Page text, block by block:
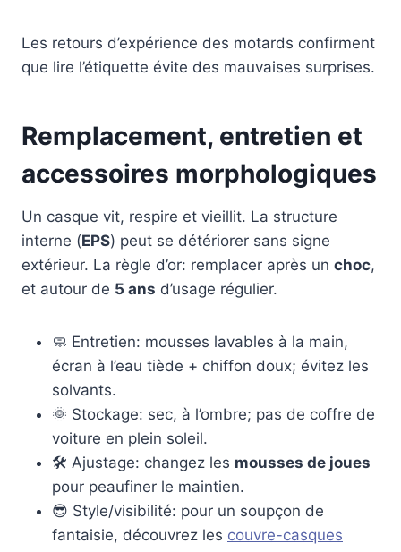
Les retours d’expérience des motards confirment
que lire l’étiquette évite des mauvaises surprises.
Remplacement, entretien et
accessoires morphologiques
Un casque vit, respire et vieillit. La structure
interne (EPS) peut se détériorer sans signe
extérieur. La règle d’or: remplacer après un choc,
et autour de 5 ans d’usage régulier.
🧼 Entretien: mousses lavables à la main,
écran à l’eau tiède + chiffon doux; évitez les
solvants.
🌞 Stockage: sec, à l’ombre; pas de coffre de
voiture en plein soleil.
🛠️ Ajustage: changez les mousses de joues
pour peaufiner le maintien.
😎 Style/visibilité: pour un soupçon de
fantaisie, découvrez les couvre-casques